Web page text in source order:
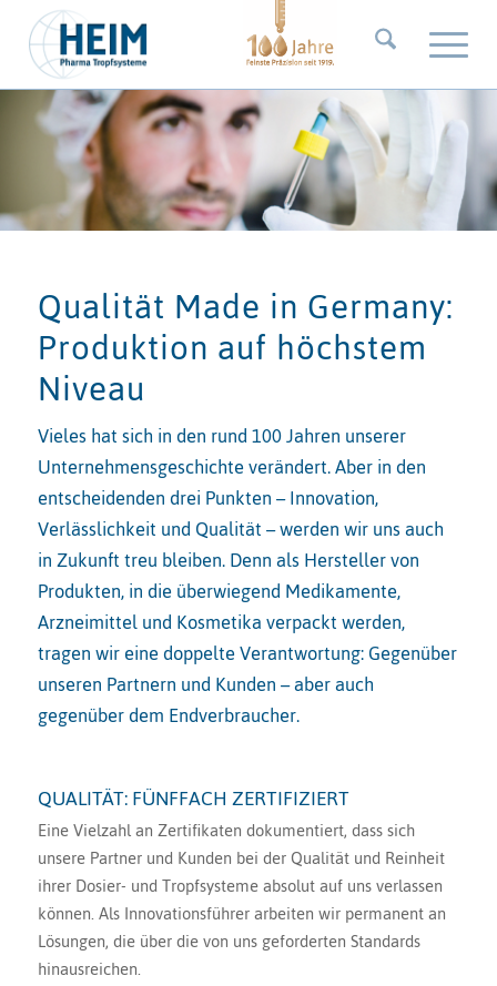
Qualität Made in Germany:
Produktion auf höchstem
Niveau
Vieles hat sich in den rund 100 Jahren unserer
Unternehmensgeschichte verändert. Aber in den
entscheidenden drei Punkten – Innovation,
Verlässlichkeit und Qualität – werden wir uns auch
in Zukunft treu bleiben. Denn als Hersteller von
Produkten, in die überwiegend Medikamente,
Arzneimittel und Kosmetika verpackt werden,
tragen wir eine doppelte Verantwortung: Gegenüber
unseren Partnern und Kunden – aber auch
gegenüber dem Endverbraucher.
QUALITÄT: FÜNFFACH ZERTIFIZIERT
Eine Vielzahl an Zertifikaten dokumentiert, dass sich
unsere Partner und Kunden bei der Qualität und Reinheit
ihrer Dosier- und Tropfsysteme absolut auf uns verlassen
können. Als Innovationsführer arbeiten wir permanent an
Lösungen, die über die von uns geforderten Standards
hinausreichen.